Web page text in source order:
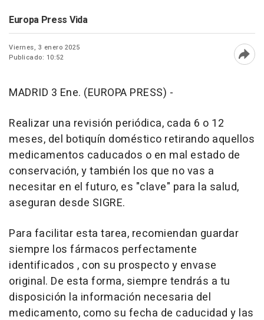
Europa Press Vida
Viernes, 3 enero 2025
Publicado: 10:52
MADRID 3 Ene. (EUROPA PRESS) -
Realizar una revisión periódica, cada 6 o 12
meses, del botiquín doméstico retirando aquellos
medicamentos caducados o en mal estado de
conservación, y también los que no vas a
necesitar en el futuro, es "clave" para la salud,
aseguran desde SIGRE.
Para facilitar esta tarea, recomiendan guardar
siempre los fármacos perfectamente
identificados , con su prospecto y envase
original. De esta forma, siempre tendrás a tu
disposición la información necesaria del
medicamento, como su fecha de caducidad y las